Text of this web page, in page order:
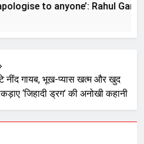
to anyone’: Rahul Gandhi
नींद गायब, भूख-प्यास खत्म और खुद
‘जिहादी ड्रग’ की अनोखी कहानी